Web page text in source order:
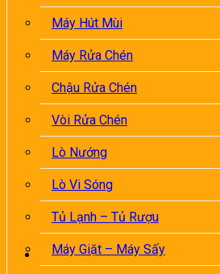
Máy Hút Mùi
Máy Rửa Chén
Chậu Rửa Chén
Vòi Rửa Chén
Lò Nướng
Lò Vi Sóng
Tủ Lạnh – Tủ Rượu
Máy Giặt – Máy Sấy